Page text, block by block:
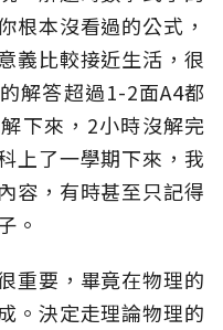
根本沒看過的公式，
義比較接近生活，很
解答超過1-2面A4都
下來，2小時沒解完
上了一學期下來，我
容，有時甚至只記得
。
重要，畢竟在物理的
。決定走理論物理的